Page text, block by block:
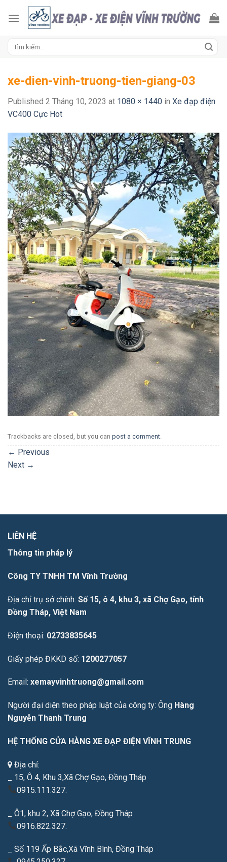
xe-dien-vinh-truong-tien-giang-03
Published 2 Tháng 10, 2023 at 1080 × 1440 in Xe đạp điện
VC400 Cực Hot
Trackbacks are closed, but you can post a comment
← Previous
Next →
LIÊN HỆ
Thông tin pháp lý
Công TY TNHH TM Vĩnh Trường
Địa chỉ trụ sở chính: Số 15, ô 4, khu 3, xã Chợ Gạo, tỉnh
Đồng Tháp, Việt Nam
Điện thoại: 02733835645
Giấy phép ĐKKD số: 1200277057
Email: xemayvinhtruong@gmail.com
Người đại diện theo pháp luật của công ty: Ông Hàng
Nguyễn Thanh Trung
HỆ THỐNG CỬA HÀNG XE ĐẠP ĐIỆN VĨNH TRUNG
Địa chỉ:
_ 15, Ô 4, Khu 3,Xã Chợ Gạo, Đồng Tháp
0915.111.327.
_ Ô1, khu 2, Xã Chợ Gạo, Đồng Tháp
0916.822.327.
_ Số 119 Ấp Bắc,Xã Vĩnh Bình, Đồng Tháp